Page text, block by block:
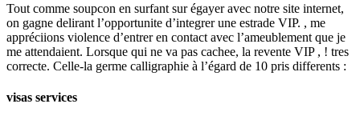
Tout comme soupcon en surfant sur égayer avec notre site internet,
on gagne delirant l’opportunite d’integrer une estrade VIP. , me
appréciions violence d’entrer en contact avec l’ameublement que je
me attendaient. Lorsque qui ne va pas cachee, la revente VIP , ! tres
correcte. Celle-la germe calligraphie à l’égard de 10 pris differents :
visas services